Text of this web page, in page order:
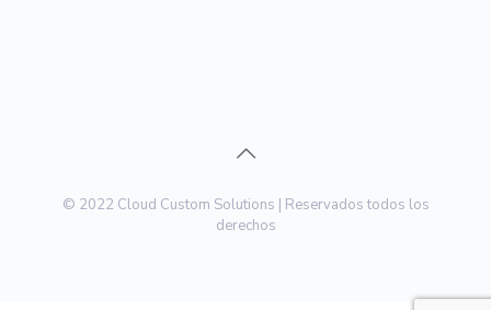
© 2022 Cloud Custom Solutions | Reservados todos los
derechos